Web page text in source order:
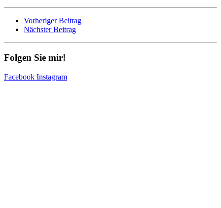
Vorheriger Beitrag
Nächster Beitrag
Folgen Sie mir!
Facebook Instagram